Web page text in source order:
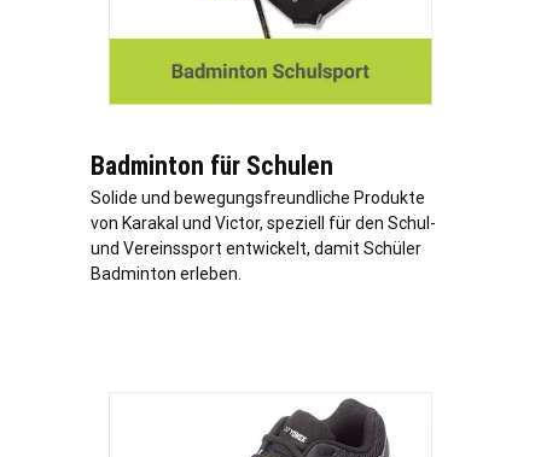
Badminton für Schulen
Solide und bewegungsfreundliche Produkte
von Karakal und Victor, speziell für den Schul-
und Vereinssport entwickelt, damit Schüler
Badminton erleben.